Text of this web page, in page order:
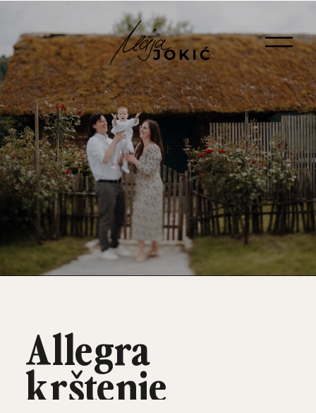
Allegra
krštenje